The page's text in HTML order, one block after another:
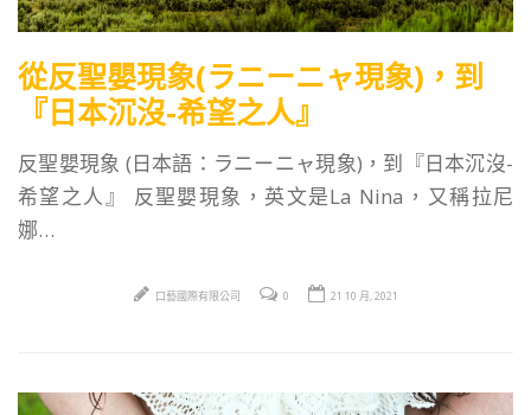
從反聖嬰現象(ラニーニャ現象)，到
『日本沉沒-希望之人』
反聖嬰現象 (日本語：ラニーニャ現象)，到『日本沉沒-
希望之人』 反聖嬰現象，英文是La Nina，又稱拉尼
娜…
口藝國際有限公司 0 21 10 月, 2021